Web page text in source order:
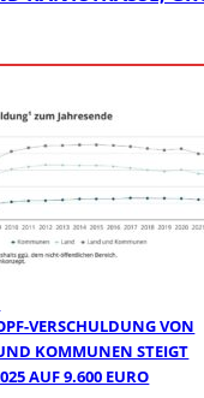
VERSCHULDUNG VON
KOMMUNEN STEIGT
AUF 9.600 EURO